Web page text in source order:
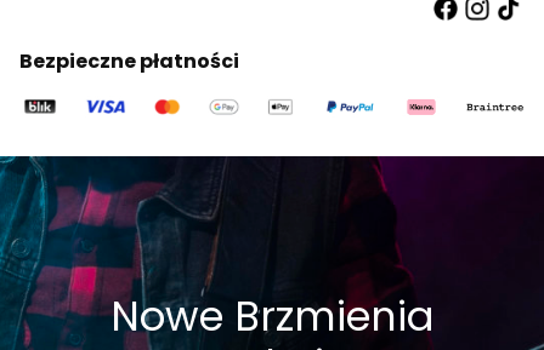
Bezpieczne płatności
Nowe Brzmienia